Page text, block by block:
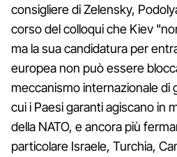
consigliere di Zelensky,
corso del colloqui che Kiev
ma la sua candidatura per
europea non può essere
meccanismo internazionale di
cui i Paesi garanti agiscano in
della NATO, e ancora più
particolare Israele, Turchia,